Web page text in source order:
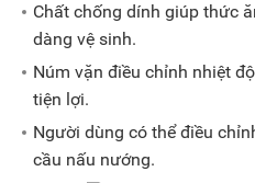
Chất chống dính giúp thức
dàng vệ sinh.
Núm vặn điều chỉnh nhiệt
tiện lợi.
Người dùng có thể điều
cầu nấu nướng.